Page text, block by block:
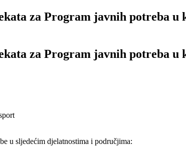
za Program javnih potreba u
za Program javnih potreba u
u sljedećim djelatnostima i područjima: